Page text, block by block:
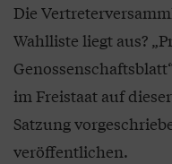
Die
Wahlliste liegt aus?
im Freistaat auf
Satzung
veröffentlichen.